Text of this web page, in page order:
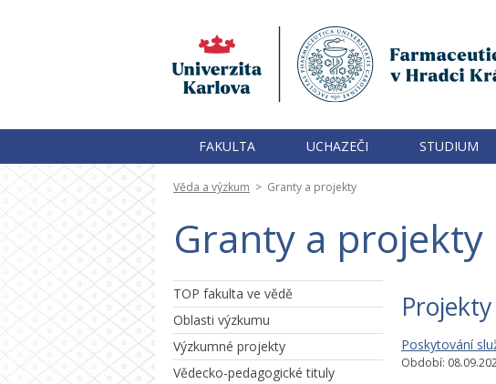
FAKULTA UCHAZEČI STUDIUM
Věda a výzkum > Granty a projekty
Granty a projekty
TOP fakulta ve vědě
Oblasti výzkumu
Výzkumné projekty
Vědecko-pedagogické tituly
Poskytování
Období: